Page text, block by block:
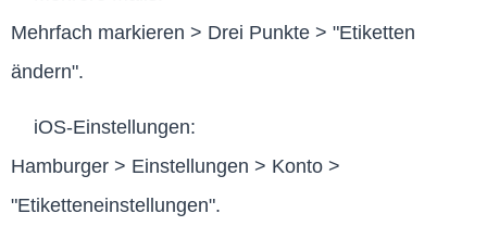
Mehrfach markieren > Drei Punkte > "Etiketten
ändern".
iOS-Einstellungen:
Hamburger > Einstellungen > Konto >
"Etiketteneinstellungen".